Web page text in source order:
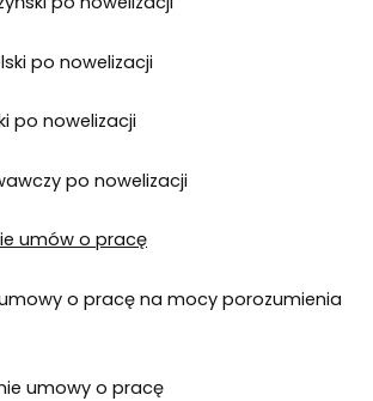
po nowelizacji
po nowelizacji
po nowelizacji
umów o pracę
o pracę na mocy porozumienia
umowy o pracę